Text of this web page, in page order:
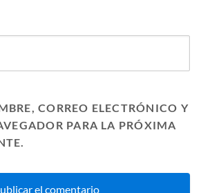
CORREO ELECTRÓNICO Y
PARA LA PRÓXIMA